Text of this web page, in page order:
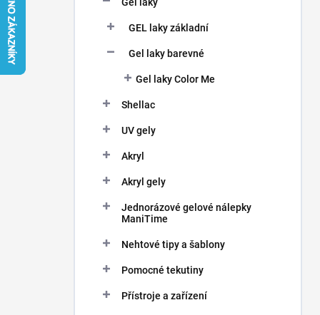
GEL laky základní
Gel laky barevné
Gel laky Color Me
Shellac
UV gely
Akryl
Akryl gely
Jednorázové gelové nálepky
ManiTime
Nehtové tipy a šablony
Pomocné tekutiny
Přístroje a zařízení